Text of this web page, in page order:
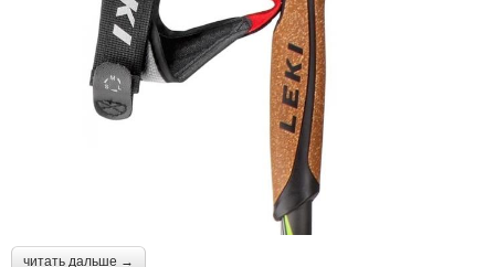
читать дальше →